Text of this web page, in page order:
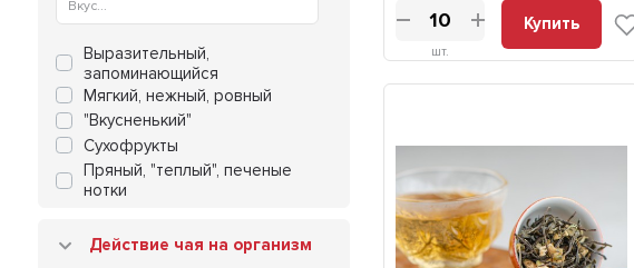
2025
Выразительный,
запоминающийся
Мягкий, нежный, ровный
"Вкусненький"
Сухофрукты
Пряный, "теплый", печеные
нотки
Цветочные ноты, парфюмный
Действие чая на организм
шт.
Купить